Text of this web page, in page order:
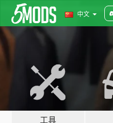
中文
工具